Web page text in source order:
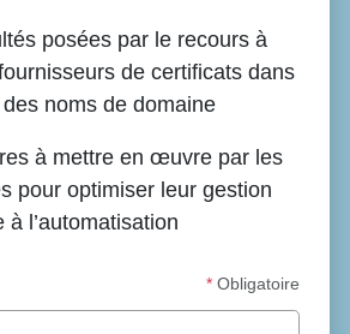
posées par le recours à
de certificats dans
noms de domaine
à mettre en œuvre par les
pour optimiser leur gestion
à l’automatisation
*Obligatoire